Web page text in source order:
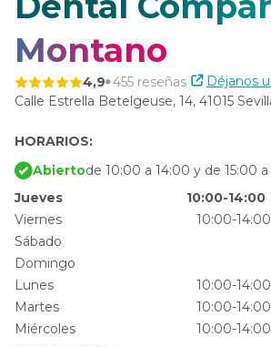
Montano
4,9 455 reseñas
Déjanos
Calle Estrella Betelgeuse, 14, 41015
HORARIOS:
Abiertode 10:00 a 14:00 y de 15:00
Jueves
10:00-14:00
Viernes
10:00-14:00
Sábado
Domingo
Lunes
10:00-14:00
Martes
10:00-14:00
Miércoles
10:00-14:00